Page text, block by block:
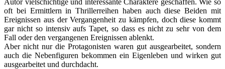
oft bei Ermittlern in Thrillerreihen haben auch diese Beiden mit
Ereignissen aus der Vergangenheit zu kämpfen, doch diese kommt
gar nicht so intensiv aufs Tapet, so dass es nicht zu sehr von dem
Fall oder den vergangenen Ereignissen ablenkt.
Aber nicht nur die Protagonisten waren gut ausgearbeitet, sondern
auch die Nebenfiguren bekommen ein Eigenleben und wirken gut
ausgearbeitet und durchdacht.